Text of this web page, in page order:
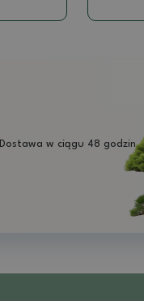
Dostawa w ciągu 48 godzin